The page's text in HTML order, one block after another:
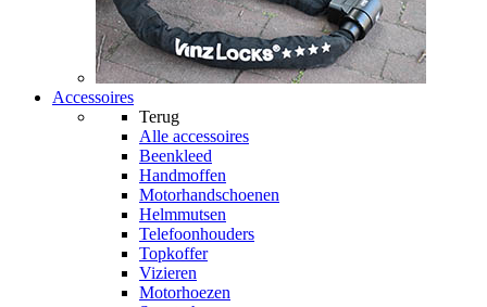
Accessoires
Terug
Alle accessoires
Beenkleed
Handmoffen
Motorhandschoenen
Helmmutsen
Telefoonhouders
Topkoffer
Vizieren
Motorhoezen